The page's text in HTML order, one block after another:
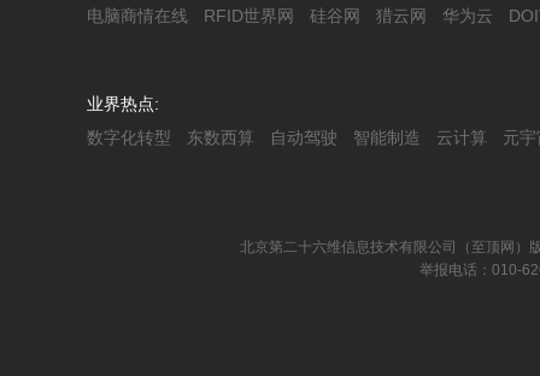
电脑商情在线
RFID世界网 硅谷网 猎云网 华为云
业界热点:
数字化转型
东数西算 自动驾驶 智能制造 云计算 元宇
北京第二十六维信息技术有限公司（至顶网）
举报电话：010-